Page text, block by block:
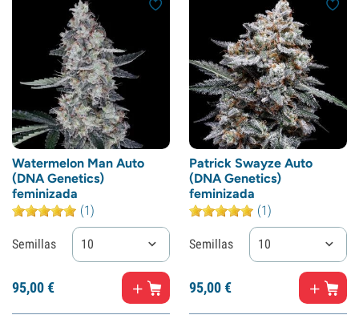
Watermelon Man Auto
(DNA Genetics)
feminizada
(1)
Semillas 10
95,00€
Patrick Swayze Auto
(DNA Genetics)
feminizada
(1)
Semillas 10
95,00€